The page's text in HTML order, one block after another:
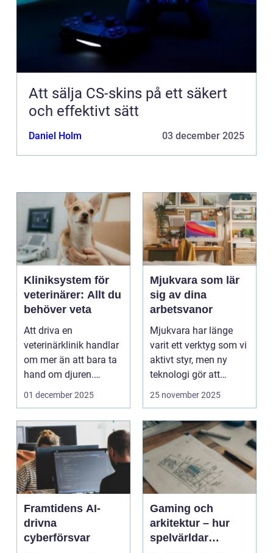
Att sälja CS-skins på ett säkert
och effektivt sätt
Daniel Holm 03 december 2025
Kliniksystem för
veterinärer: Allt du
behöver veta
Att driva en
veterinärklinik handlar
om mer än att bara ta
hand om djuren.
Administrativa ...
01 december 2025
Mjukvara som lär
sig av dina
arbetsvanor
Mjukvara har länge
varit ett verktyg som vi
aktivt styr, men ny
teknologi gör att
program ...
25 november 2025
Framtidens AI-
drivna
cyberförsvar
Gaming och
arkitektur – hur
spelvärldar